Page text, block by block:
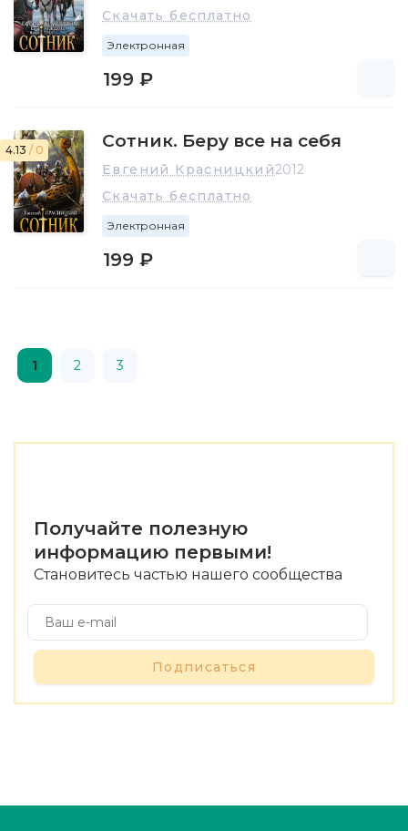
Скачать бесплатно
Электронная
199 ₽
4.13 / 0 Сотник. Беру все на себя
Евгений Красницкий2012
Скачать бесплатно
Электронная
199 ₽
1 2 3
Получайте полезную
информацию первыми!
Становитесь частью нашего сообщества
Подписаться